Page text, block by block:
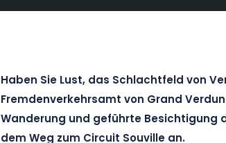
Haben Sie Lust, das Schlachtfeld von
Fremdenverkehrsamt von Grand
Wanderung und geführte Besichtigung
dem Weg zum Circuit Souville an.